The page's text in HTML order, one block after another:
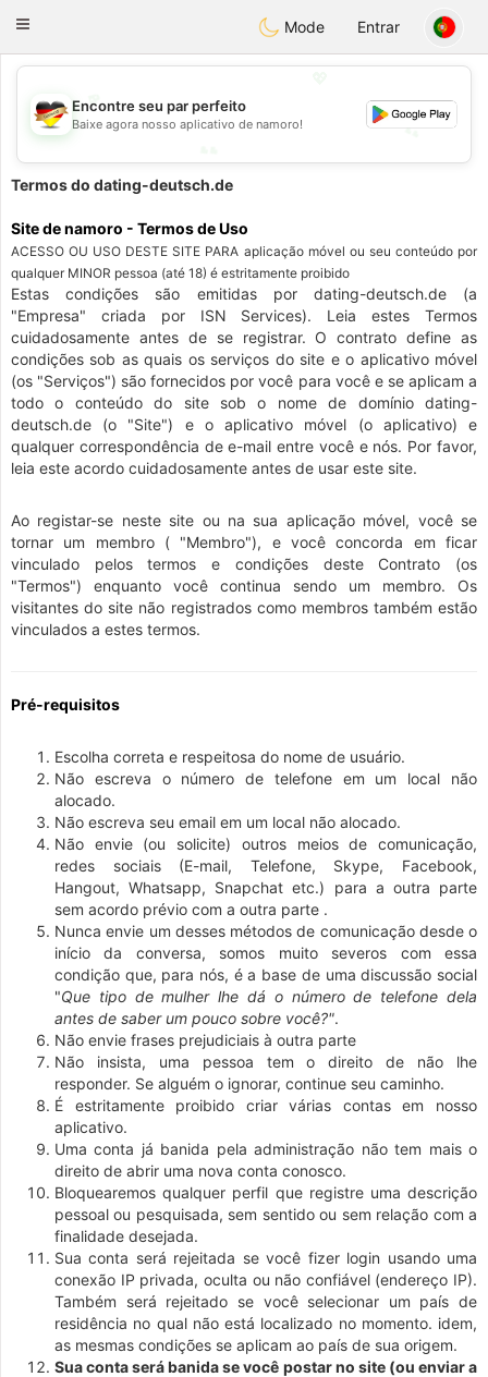
DeutschDating
Toggle
Mode Entrar
💕
💕
Encontre seu par perfeito
Baixe agora nosso aplicativo de namoro!
Termos do dating-deutsch.de
Site de namoro - Termos de Uso
ACESSO OU USO DESTE SITE PARA aplicação móvel ou seu conteúdo por
qualquer MINOR pessoa (até 18) é estritamente proibido
Estas condições são emitidas por dating-deutsch.de (a
"Empresa" criada por ISN Services). Leia estes Termos
cuidadosamente antes de se registrar. O contrato define as
condições sob as quais os serviços do site e o aplicativo móvel
(os "Serviços") são fornecidos por você para você e se aplicam a
todo o conteúdo do site sob o nome de domínio dating-
deutsch.de (o "Site") e o aplicativo móvel (o aplicativo) e
qualquer correspondência de e-mail entre você e nós. Por favor,
leia este acordo cuidadosamente antes de usar este site.
Ao registar-se neste site ou na sua aplicação móvel, você se
tornar um membro ( "Membro"), e você concorda em ficar
vinculado pelos termos e condições deste Contrato (os
"Termos") enquanto você continua sendo um membro. Os
visitantes do site não registrados como membros também estão
vinculados a estes termos.
Pré-requisitos
Escolha correta e respeitosa do nome de usuário.
Não escreva o número de telefone em um local não
alocado.
Não escreva seu email em um local não alocado.
Não envie (ou solicite) outros meios de comunicação,
redes sociais (E-mail, Telefone, Skype, Facebook,
Hangout, Whatsapp, Snapchat etc.) para a outra parte
sem acordo prévio com a outra parte .
Nunca envie um desses métodos de comunicação desde o
início da conversa, somos muito severos com essa
condição que, para nós, é a base de uma discussão social
"Que tipo de mulher lhe dá o número de telefone dela
antes de saber um pouco sobre você?".
Não envie frases prejudiciais à outra parte
Não insista, uma pessoa tem o direito de não lhe
responder. Se alguém o ignorar, continue seu caminho.
É estritamente proibido criar várias contas em nosso
aplicativo.
Uma conta já banida pela administração não tem mais o
direito de abrir uma nova conta conosco.
Bloquearemos qualquer perfil que registre uma descrição
pessoal ou pesquisada, sem sentido ou sem relação com a
finalidade desejada.
Sua conta será rejeitada se você fizer login usando uma
conexão IP privada, oculta ou não confiável (endereço IP).
Também será rejeitado se você selecionar um país de
residência no qual não está localizado no momento. idem,
as mesmas condições se aplicam ao país de sua origem.
Sua conta será banida se você postar no site (ou enviar a